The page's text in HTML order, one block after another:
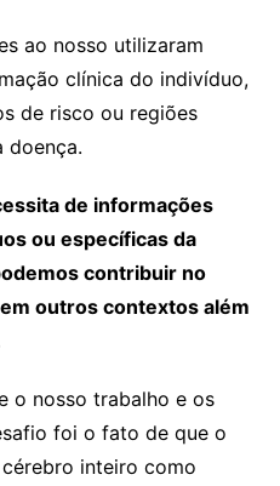
ao nosso utilizaram
clínica do indivíduo,
de risco ou regiões
doença.
de informações
ou específicas da
contribuir no
outros contextos além
o nosso trabalho e os
foi o fato de que o
inteiro como